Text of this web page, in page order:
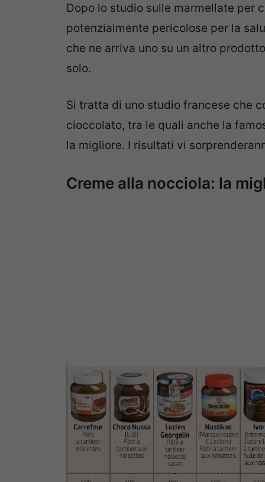
Dopo lo studio sulle marmellate per
potenzialmente pericolose per la
che ne arriva uno su un altro
solo.
Si tratta di uno studio francese che
cioccolato, tra le quali anche la
la migliore. I risultati vi
Creme alla nocciola: la